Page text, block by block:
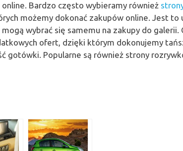
Bardzo często wybieramy również
możemy dokonać zakupów online. Jest to
wybrać się samemu na zakupy do
ofert, dzięki którym dokonujemy
gotówki. Popularne są również strony